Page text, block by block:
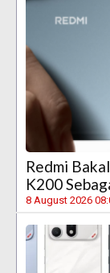
Redmi
K200
8 August 2026